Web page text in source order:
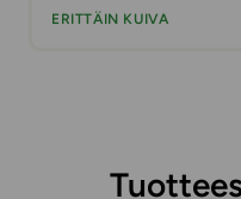
ERITTÄIN KUIVA